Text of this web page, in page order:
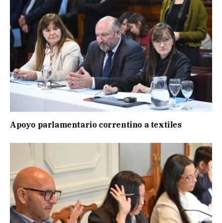
Apoyo parlamentario correntino a textiles